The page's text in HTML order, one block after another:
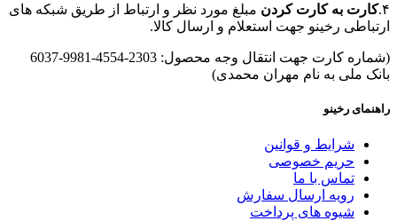
۴. کارت به کارت کردن مبلغ مورد نظر و ارتباط از طریق شبکه های
ارتباطی رخینو جهت استعلام و ارسال کالا.
(شماره کارت جهت انتقال وجه محصول: 2303-4554-9981-6037
بانک ملی به نام مهران محمدی)
راهنمای رخینو
شرایط و قوانین
حریم خصوصی
تماس با ما
رویه ارسال سفارش
شیوه های پرداخت